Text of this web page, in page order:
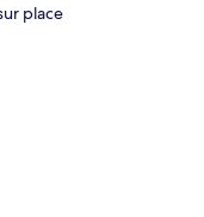
place